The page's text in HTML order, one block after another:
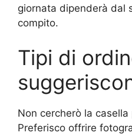
giornata dipenderà dal
compito.
Tipi di
Non cercherò la
Preferisco offrire